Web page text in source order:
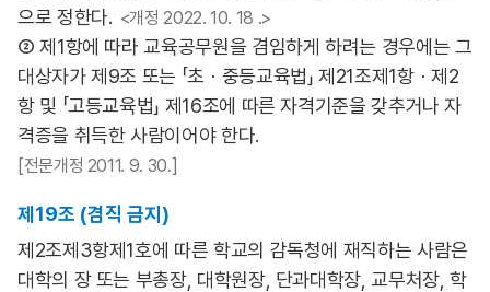
으로 정한다. <개정 2022. 10. 18 .>
② 제1항에 따라 교육공무원을 겸임하게 하려는 경우에는 그
대상자가 제9조 또는 「초ㆍ중등교육법」 제21조제1항ㆍ제2
항 및 「고등교육법」 제16조에 따른 자격기준을 갖추거나 자
격증을 취득한 사람이어야 한다.
[전문개정 2011. 9. 30.]
제19조 (겸직 금지)
제2조제3항제1호에 따른 학교의 감독청에 재직하는 사람은
대학의 장 또는 부총장, 대학원장, 단과대학장, 교무처장, 학